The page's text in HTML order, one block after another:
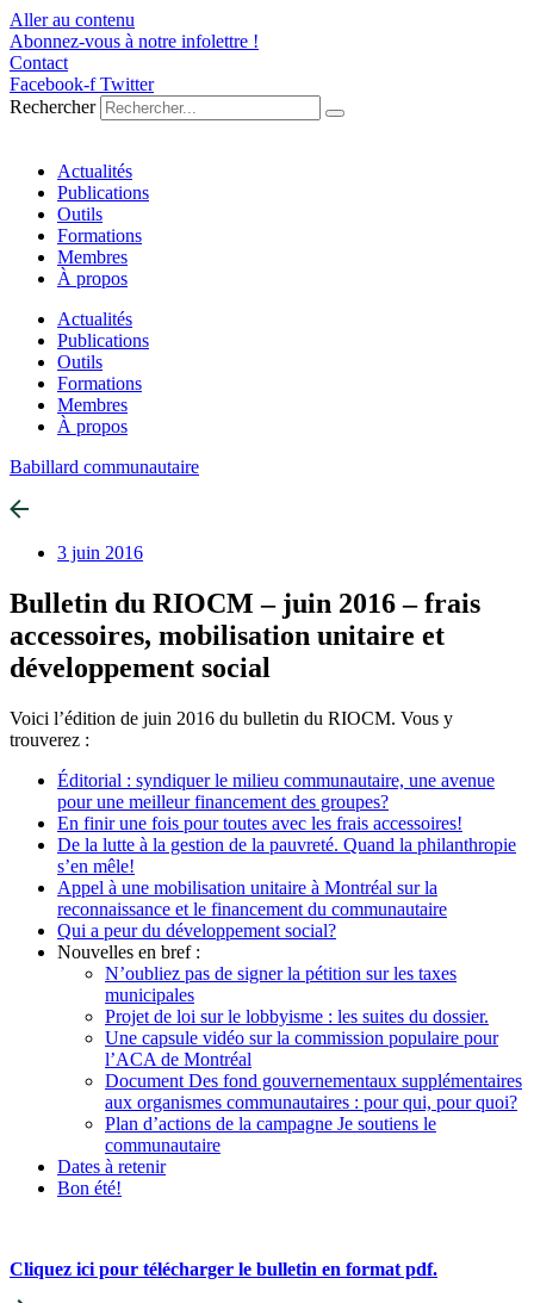
Aller au contenu
Abonnez-vous à notre infolettre !
Contact
Facebook-f Twitter
Rechercher
Actualités
Publications
Outils
Formations
Membres
À propos
Actualités
Publications
Outils
Formations
Membres
À propos
Babillard communautaire
3 juin 2016
Bulletin du RIOCM – juin 2016 – frais
accessoires, mobilisation unitaire et
développement social
Voici l’édition de juin 2016 du bulletin du RIOCM. Vous y
trouverez :
Éditorial : syndiquer le milieu communautaire, une avenue
pour une meilleur financement des groupes?
En finir une fois pour toutes avec les frais accessoires!
De la lutte à la gestion de la pauvreté. Quand la philanthropie
s’en mêle!
Appel à une mobilisation unitaire à Montréal sur la
reconnaissance et le financement du communautaire
Qui a peur du développement social?
Nouvelles en bref :
N’oubliez pas de signer la pétition sur les taxes
municipales
Projet de loi sur le lobbyisme : les suites du dossier.
Une capsule vidéo sur la commission populaire pour
l’ACA de Montréal
Document Des fond gouvernementaux supplémentaires
aux organismes communautaires : pour qui, pour quoi?
Plan d’actions de la campagne Je soutiens le
communautaire
Dates à retenir
Bon été!
Cliquez ici pour télécharger le bulletin en format pdf.